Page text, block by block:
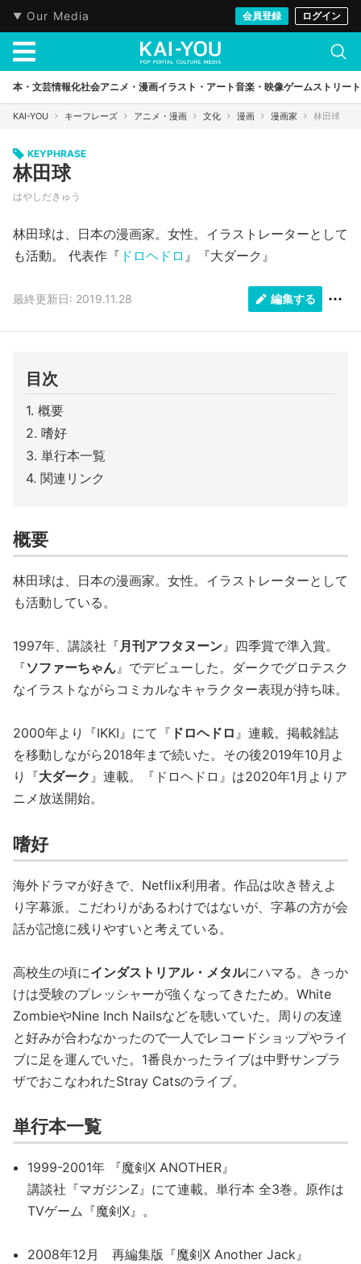
Our Media 会員登録 ログイン
本・文芸情報化社会アニメ・漫画イラスト・アート音楽・映像ゲームストリート
KAI-YOU キーフレーズ アニメ・漫画 文化 漫画 漫画家 林田球
KEYPHRASE
林田球
はやしだきゅう
林田球は、日本の漫画家。女性。イラストレーターとして
も活動。 代表作『 ドロヘドロ 』『大ダーク』
最終更新日: 2019.11.28 編集する
目次
概要
嗜好
単行本一覧
関連リンク
概要
林田球は、日本の漫画家。女性。イラストレーターとして
も活動している。
1997年、講談社『月刊アフタヌーン』四季賞で準入賞。
『ソファーちゃん』でデビューした。ダークでグロテスク
なイラストながらコミカルなキャラクター表現が持ち味。
2000年より『IKKI』にて『 ドロヘドロ 』連載。掲載雑誌
を移動しながら2018年まで続いた。その後2019年10月よ
り『大ダーク 』連載。『ドロヘドロ』は2020年1月よりア
ニメ放送開始。
嗜好
海外ドラマが好きで、Netflix利用者。作品は吹き替えよ
り字幕派。こだわりがあるわけではないが、字幕の方が会
話が記憶に残りやすいと考えている。
高校生の頃にインダストリアル・メタルにハマる。きっか
けは受験のプレッシャーが強くなってきたため。White
ZombieやNine Inch Nailsなどを聴いていた。周りの友達
と好みが合わなかったので一人でレコードショップやライ
ブに足を運んでいた。1番良かったライブは中野サンプラ
ザでおこなわれたStray Catsのライブ。
単行本一覧
1999-2001年 『魔剣X ANOTHER』
講談社『マガジンZ』にて連載。単行本 全3巻。原作は
TVゲーム『魔剣X』。
2008年12月 再編集版『魔剣X Another Jack』